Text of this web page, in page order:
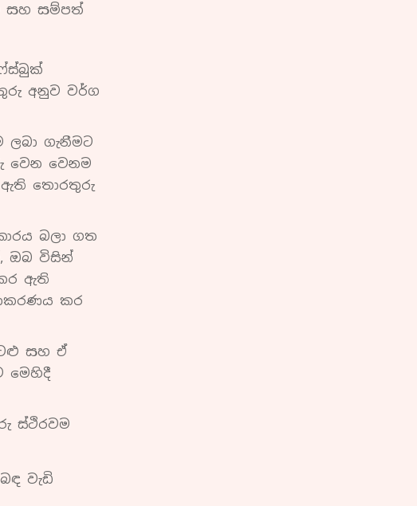
සහ සම්පත්
අනුව වර්ග
ගැනීමට
වෙන වෙනම
ඇති තොරතුරු
බලා ගත
ඔබ විසින්
ඇති
කර
සහ ඒ
මෙහිදී
ස්ථිරවම
වැඩි